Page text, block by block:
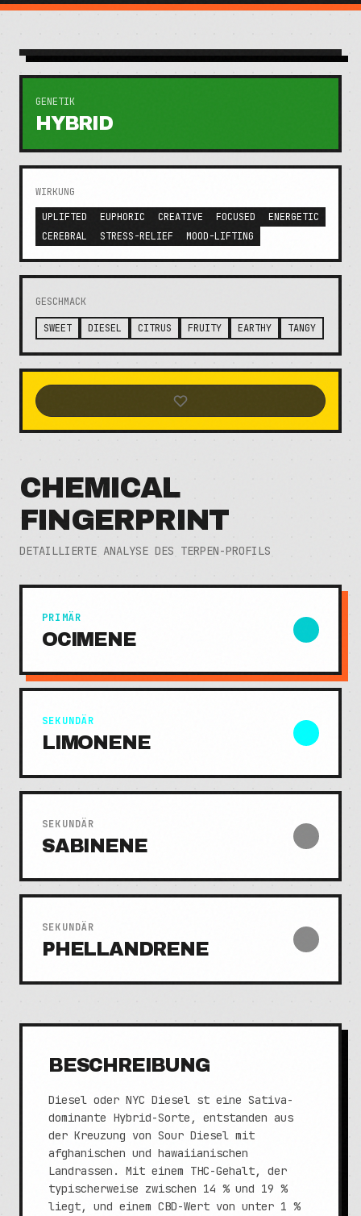
GENETIK
HYBRID
WIRKUNG
UPLIFTED
EUPHORIC CREATIVE FOCUSED
ENERGETIC
CEREBRAL
STRESS-RELIEF MOOD-LIFTING
GESCHMACK
SWEET DIESEL CITRUS FRUITY EARTHY TANGY
CHEMICAL
FINGERPRINT
DETAILLIERTE ANALYSE DES TERPEN-PROFILS
PRIMÄR
OCIMENE
SEKUNDÄR
LIMONENE
SEKUNDÄR
SABINENE
SEKUNDÄR
PHELLANDRENE
BESCHREIBUNG
Diesel oder NYC Diesel st eine Sativa-
dominante Hybrid-Sorte, entstanden aus
der Kreuzung von Sour Diesel mit
afghanischen und hawaiianischen
Landrassen. Mit einem THC-Gehalt, der
typischerweise zwischen 14 % und 19 %
liegt, und einem CBD-Wert von unter 1 %